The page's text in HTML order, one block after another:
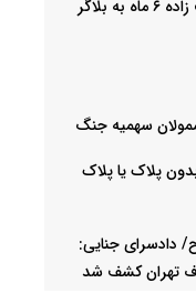
دستگیر کرد / حمیدرضا رجب زاده ۶ ماه به بلاگر
سهمیه جنگ
پلاک یا پلاک
دادسرای جنایی:
تهران کشف شد